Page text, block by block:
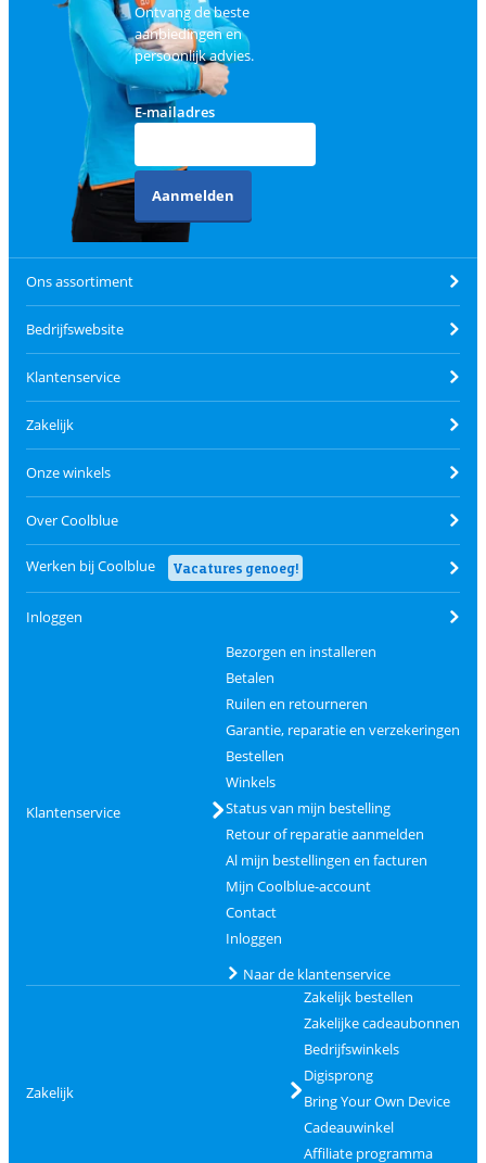
Ontvang de beste
aanbiedingen en
persoonlijk advies.
E-mailadres
Aanmelden
Ons assortiment
Bedrijfswebsite
Klantenservice
Zakelijk
Onze winkels
Over Coolblue
Werken bij Coolblue Vacatures genoeg!
Inloggen
Klantenservice
Bezorgen en installeren
Betalen
Ruilen en retourneren
Garantie, reparatie en verzekeringen
Bestellen
Winkels
Status van mijn bestelling
Retour of reparatie aanmelden
Al mijn bestellingen en facturen
Mijn Coolblue-account
Contact
Inloggen
Naar de klantenservice
Zakelijk
Zakelijk bestellen
Zakelijke cadeaubonnen
Bedrijfswinkels
Digisprong
Bring Your Own Device
Cadeauwinkel
Affiliate programma